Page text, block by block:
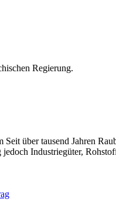
Regierung.
über tausend Jahren
Industriegüter,